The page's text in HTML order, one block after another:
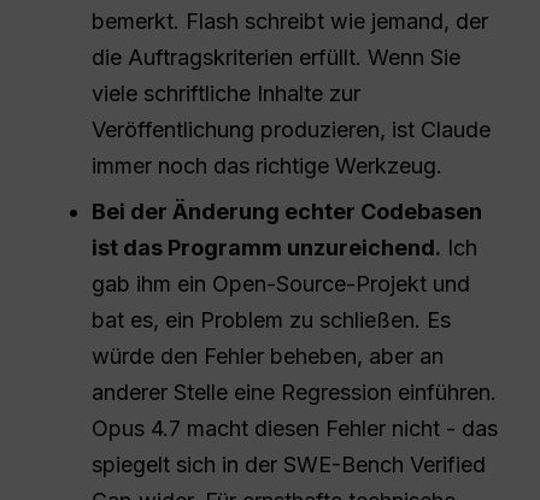
bemerkt. Flash schreibt wie jemand, der
die Auftragskriterien erfüllt. Wenn Sie
viele schriftliche Inhalte zur
Veröffentlichung produzieren, ist Claude
immer noch das richtige Werkzeug.
Bei der Änderung echter Codebasen
ist das Programm unzureichend. Ich
gab ihm ein Open-Source-Projekt und
bat es, ein Problem zu schließen. Es
würde den Fehler beheben, aber an
anderer Stelle eine Regression einführen.
Opus 4.7 macht diesen Fehler nicht - das
spiegelt sich in der SWE-Bench Verified